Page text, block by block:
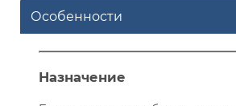
Особенности
Назначение